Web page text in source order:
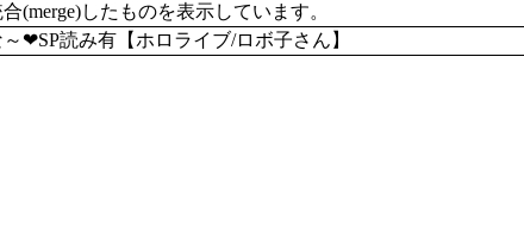
したものを表示しています。
❤SP読み有【ホロライブ/ロボ子さん】